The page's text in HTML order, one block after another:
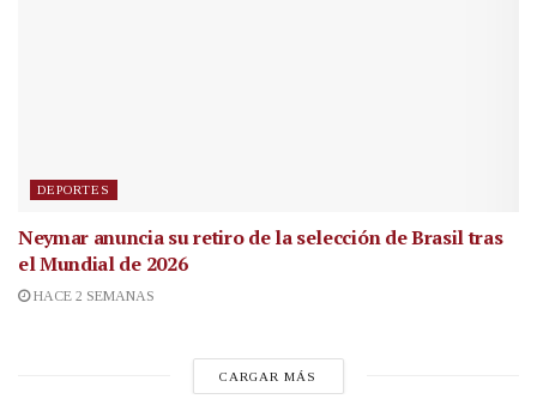
DEPORTES
Neymar anuncia su retiro de la selección de Brasil tras
el Mundial de 2026
HACE 2 SEMANAS
CARGAR MÁS